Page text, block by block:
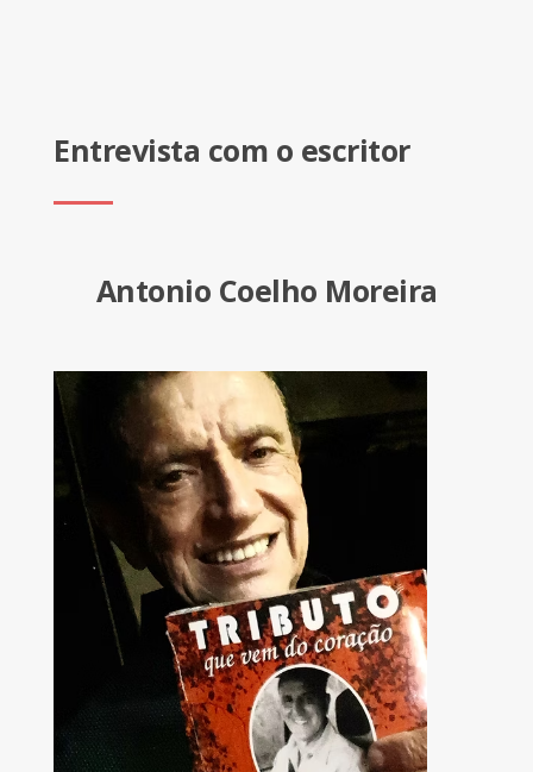
Entrevista com o escritor
Antonio Coelho Moreira